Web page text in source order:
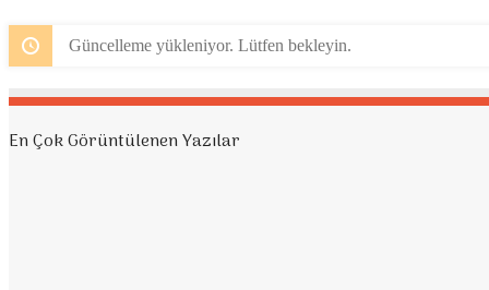
Güncelleme yükleniyor. Lütfen bekleyin.
En Çok Görüntülenen Yazılar